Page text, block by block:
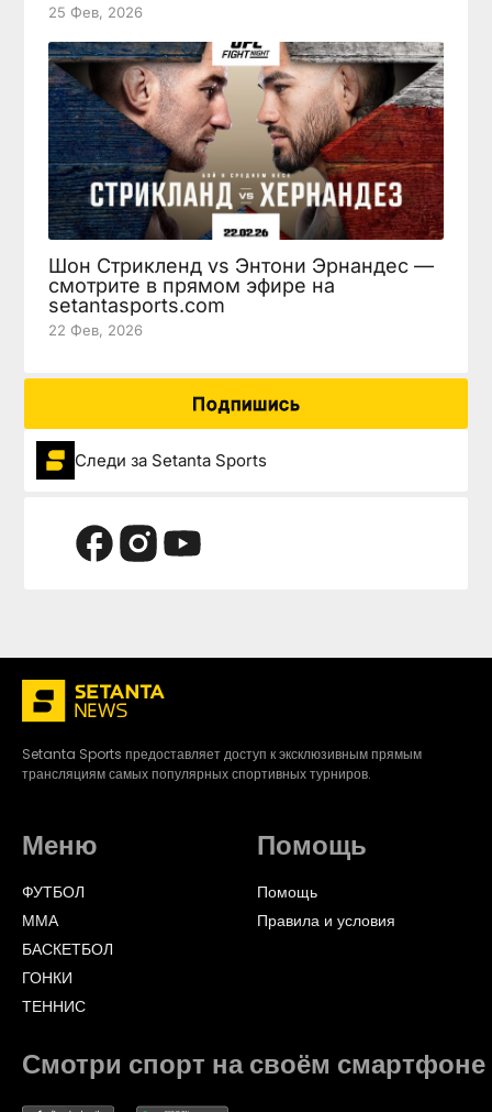
25 Фев, 2026
Шон Стрикленд vs Энтони Эрнандес —
смотрите в прямом эфире на
setantasports.com
22 Фев, 2026
Подпишись
Следи за Setanta Sports
Setanta Sports предоставляет доступ к эксклюзивным прямым
трансляциям самых популярных спортивных турниров.
Меню
ФУТБОЛ
ММА
БАСКЕТБОЛ
ГОНКИ
ТЕННИС
Помощь
Помощь
Правила и условия
Смотри спорт на своём смартфоне